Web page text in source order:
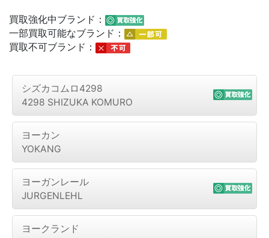
買取強化中ブランド：
一部買取可能なブランド：
買取不可ブランド：
シズカコムロ4298
4298 SHIZUKA KOMURO
ヨーカン
YOKANG
ヨーガンレール
JURGENLEHL
ヨークランド